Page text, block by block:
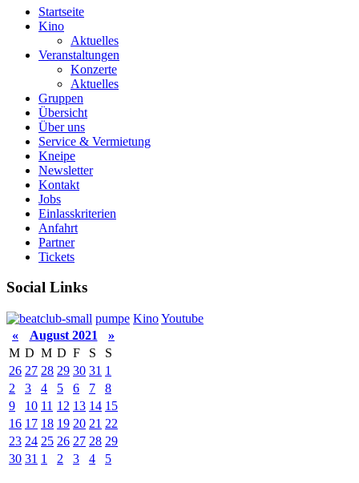
Startseite
Kino
Aktuelles
Veranstaltungen
Konzerte
Aktuelles
Gruppen
Übersicht
Über uns
Service & Vermietung
Kneipe
Newsletter
Kontakt
Jobs
Einlasskriterien
Anfahrt
Partner
Tickets
Social Links
pumpe KinoYoutube
«
August 2021
»
M D M D F S
S
26 27 28 29 30 31 1
2
3 4 5 6 7
8
9
10 11 12 13 14 15
16 17 18 19 20 21 22
23 24 25 26 27 28 29
30 31 1 2 3 4 5